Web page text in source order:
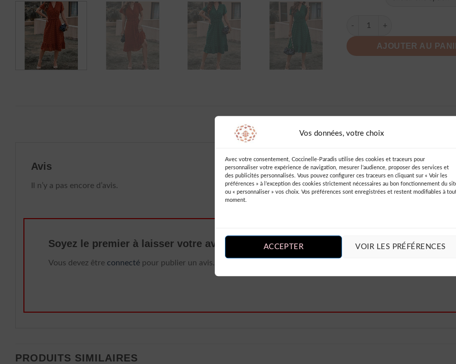
Vos données, votre choix
Avec votre consentement, Coccinelle-Paradis utilise des cookies et traceurs pour
personnaliser votre expérience de navigation, mesurer l’audience, proposer des services et
des publicités personnalisés. Vous pouvez configurer ces traceurs en cliquant sur « Voir les
préférences » à l’exception des cookies strictement nécessaires au bon fonctionnement du
ou « personnaliser » vos choix. Vos préférences sont enregistrées et restent modifiables à
moment.
ACCEPTER VOIR LES PRÉFÉRENCES
quantité de Robe Mousseline
AJOUTER AU
INFORMATIONS COMPLÉMENTAIRES
Avis
Il n’y a pas encore d’avis.
Soyez le premier à laisser votre avis sur “Robe Mousseline Plissée Pois Bohème”
Vous devez être connecté pour publier un avis.
PRODUITS SIMILAIRES